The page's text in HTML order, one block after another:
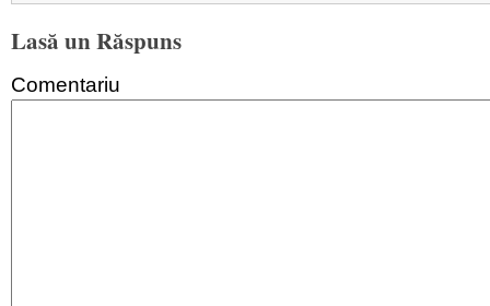
Lasă un Răspuns
Comentariu